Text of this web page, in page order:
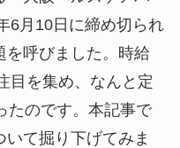
6月10日に締め切られ
を呼びました。時給
目を集め、なんと定
たのです。本記事で
て掘り下げてみま